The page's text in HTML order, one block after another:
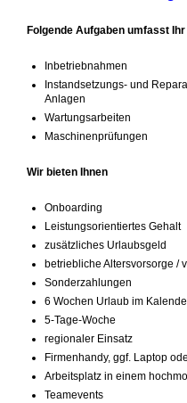
Folgende Aufgaben umfasst
Inbetriebnahmen
Instandsetzungs- und
Anlagen
Wartungsarbeiten
Maschinenprüfungen
Wir bieten Ihnen
Onboarding
Leistungsorientiertes Gehalt
zusätzliches Urlaubsgeld
betriebliche Altersvorsorge /
Sonderzahlungen
6 Wochen Urlaub im
5-Tage-Woche
regionaler Einsatz
Firmenhandy, ggf. Laptop
Arbeitsplatz in einem
Teamevents